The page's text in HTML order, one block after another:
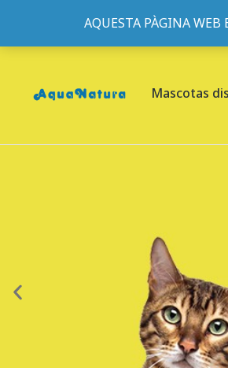
AQUESTA PÀGINA
933095977-933152057-
Mascotas